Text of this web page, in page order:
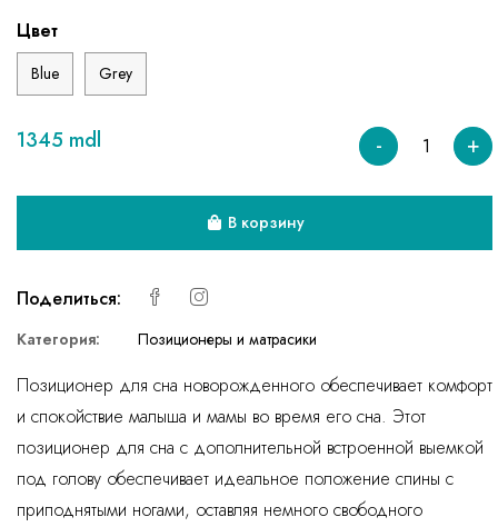
Цвет
Blue Grey
1345 mdl - +
В корзину
Поделиться:
Категория: Позиционеры и матрасики
Позиционер для сна новорожденного обеспечивает комфорт
и спокойствие малыша и мамы во время его сна. Этот
позиционер для сна с дополнительной встроенной выемкой
под голову обеспечивает идеальное положение спины с
приподнятыми ногами, оставляя немного свободного